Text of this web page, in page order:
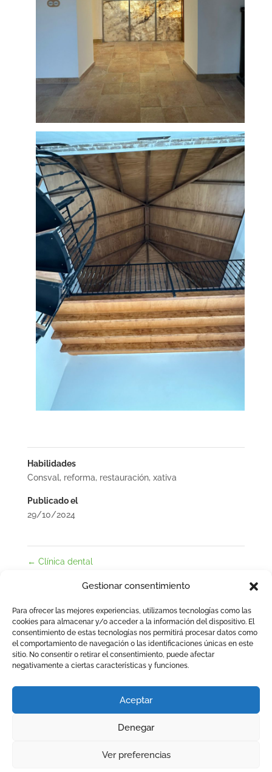
Gestionar consentimiento
Para ofrecer las mejores experiencias, utilizamos tecnologías como las
cookies para almacenar y/o acceder a la información del dispositivo. El
consentimiento de estas tecnologías nos permitirá procesar datos como
el comportamiento de navegación o las identificaciones únicas en este
sitio. No consentir o retirar el consentimiento, puede afectar
negativamente a ciertas características y funciones.
Aceptar
Denegar
Ver preferencias
Habilidades
Consval, reforma, restauración, xativa
Publicado el
29/10/2024
← Clínica dental
Enviar comentario
Lo siento, debes estarconectadopara publicar un
POLÍTICA DE PRIVACIDAD